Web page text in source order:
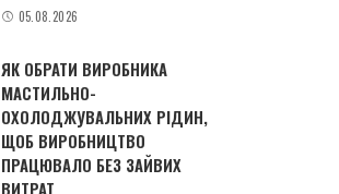
05.08.2026
ЯК ОБРАТИ ВИРОБНИКА
МАСТИЛЬНО-
ОХОЛОДЖУВАЛЬНИХ РІДИН,
ЩОБ ВИРОБНИЦТВО
ПРАЦЮВАЛО БЕЗ ЗАЙВИХ
ВИТРАТ